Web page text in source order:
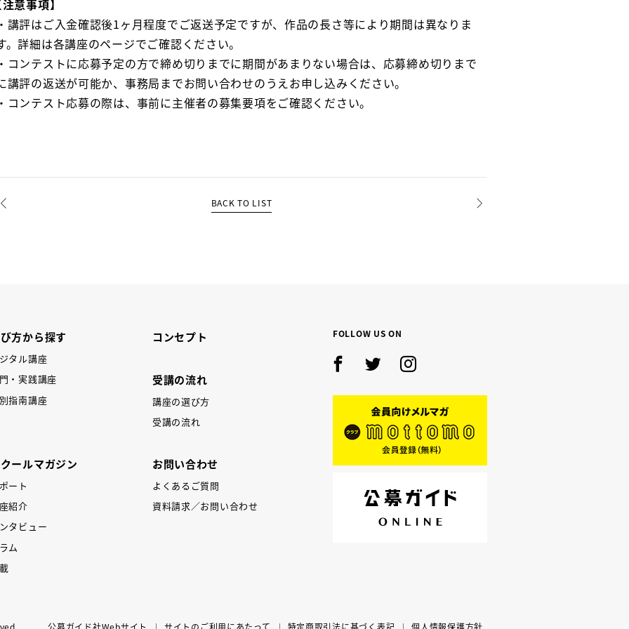
注意事項】
講評はご入金確認後1ヶ月程度でご返送予定ですが、作品の長さ等により期間は異なりま
。詳細は各講座のページでご確認ください。
コンテストに応募予定の方で締め切りまでに期間があまりない場合は、応募締め切りまで
講評の返送が可能か、事務局までお問い合わせのうえお申し込みください。
コンテスト応募の際は、事前に主催者の募集要項をご確認ください。
BACK TO LIST
方から探す
タル講座
・実践講座
指南講座
ールマガジン
ート
紹介
タビュー
ム
コンセプト
受講の流れ
講座の選び方
受講の流れ
お問い合わせ
よくあるご質問
資料請求／お問い合わせ
FOLLOW US ON
Facebook
TwitterInstagram